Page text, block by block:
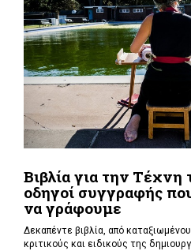
Βιβλία για την Τέχνη
οδηγοί συγγραφής
να γράφουμε
Δεκαπέντε βιβλία, από
κριτικούς και ειδικούς της